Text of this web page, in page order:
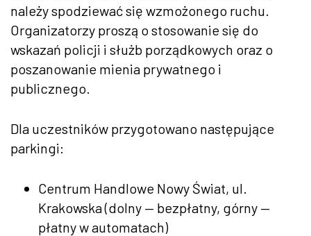
należy spodziewać się wzmożonego ruchu.
Organizatorzy proszą o stosowanie się do
wskazań policji i służb porządkowych oraz o
poszanowanie mienia prywatnego i
publicznego.
Dla uczestników przygotowano następujące
parkingi:
Centrum Handlowe Nowy Świat, ul.
Krakowska (dolny — bezpłatny, górny —
płatny w automatach)